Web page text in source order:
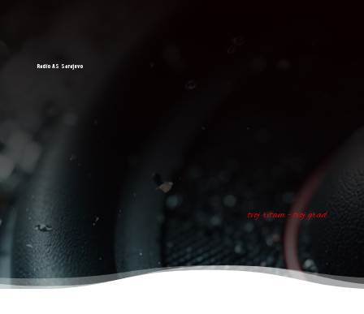
Radio AS Sarajevo
tvoj ritam - tvoj grad